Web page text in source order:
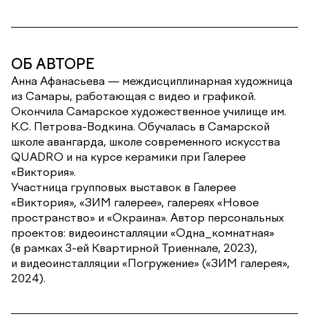
ОБ АВТОРЕ
Анна Афанасьева — междисциплинарная художница
из Самары, работающая с видео и графикой.
Окончила Самарское художественное училище им.
К.С. Петрова-Водкина. Обучалась в Самарской
школе авангарда, школе современного искусства
QUADRO и на курсе керамики при Галерее
«Виктория».
Участница групповых выставок в Галерее
«Виктория», «ЗИМ галерее», галереях «Новое
пространство» и «Окраина». Автор персональных
проектов: видеоинсталляции «Одна_комнатная»
(в рамках 3-ей Квартирной Триеннале, 2023),
и видеоинсталляции «Погружение» («ЗИМ галерея»,
2024).